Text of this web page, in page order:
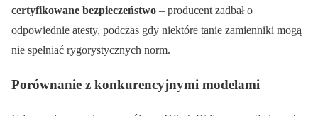
certyfikowane bezpieczeństwo – producent zadbał o
odpowiednie atesty, podczas gdy niektóre tanie zamienniki mogą
nie spełniać rygorystycznych norm.
Porównanie z konkurencyjnymi modelami